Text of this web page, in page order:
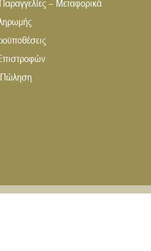
– Μεταφορικά
Πώληση